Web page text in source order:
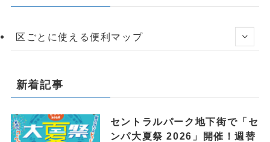
区ごとに使える便利マップ
新着記事
セントラルパーク地下街で「セ
ンパ大夏祭 2026」開催！週替